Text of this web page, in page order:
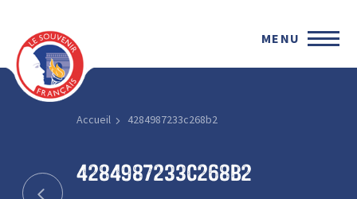
MENU
Accueil 4284987233c268b2
4284987233c268b2